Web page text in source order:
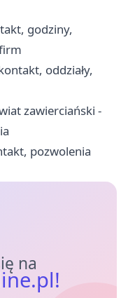
godziny,
oddziały,
zawierciański -
pozwolenia
na